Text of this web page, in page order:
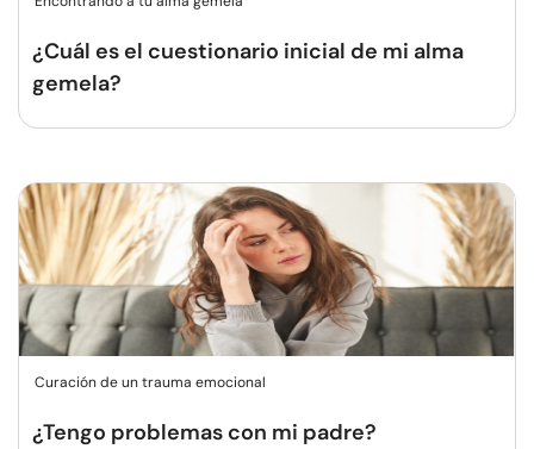
¿Cuál es el cuestionario inicial de mi alma
gemela?
Curación de un trauma emocional
¿Tengo problemas con mi padre?